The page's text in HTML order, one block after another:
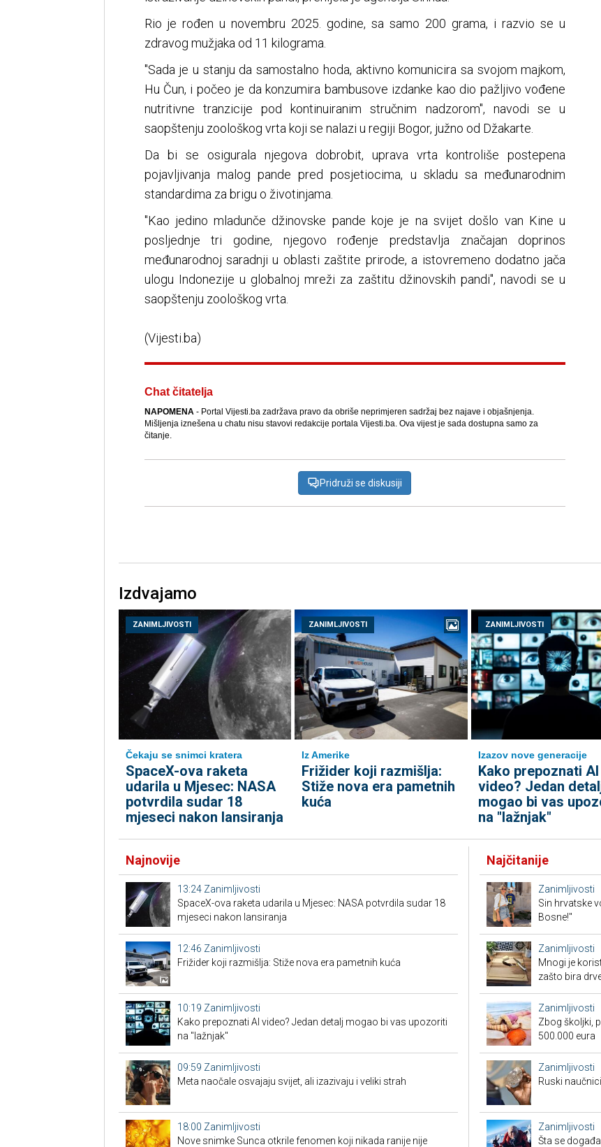
Rio je rođen u novembru 2025. godine, sa samo 200 grama, i razvio se u
zdravog mužjaka od 11 kilograma.
"Sada je u stanju da samostalno hoda, aktivno komunicira sa svojom majkom,
Hu Čun, i počeo je da konzumira bambusove izdanke kao dio pažljivo vođene
nutritivne tranzicije pod kontinuiranim stručnim nadzorom", navodi se u
saopštenju zoološkog vrta koji se nalazi u regiji Bogor, južno od Džakarte.
Da bi se osigurala njegova dobrobit, uprava vrta kontroliše postepena
pojavljivanja malog pande pred posjetiocima, u skladu sa međunarodnim
standardima za brigu o životinjama.
"Kao jedino mladunče džinovske pande koje je na svijet došlo van Kine u
posljednje tri godine, njegovo rođenje predstavlja značajan doprinos
međunarodnoj saradnji u oblasti zaštite prirode, a istovremeno dodatno jača
ulogu Indonezije u globalnoj mreži za zaštitu džinovskih pandi", navodi se u
saopštenju zoološkog vrta.
(Vijesti.ba)
Chat čitatelja
NAPOMENA- Portal Vijesti.ba zadržava pravo da obriše neprimjeren sadržaj bez najave i objašnjenja.
Mišljenja iznešena u chatu nisu stavovi redakcije portala Vijesti.ba. Ova vijest je sada dostupna samo za
čitanje.
Pridruži se diskusiji
Izdvajamo
ZANIMLJIVOSTI
Čekaju se snimci kratera
SpaceX-ova raketa
udarila u Mjesec: NASA
potvrdila sudar 18
mjeseci nakon lansiranja
ZANIMLJIVOSTI
Iz Amerike
Frižider koji razmišlja:
Stiže nova era pametnih
kuća
ZANIMLJIVOSTI
Izazov nove generacije
Kako prepoznati AI
video? Jedan
mogao bi vas
na "lažnjak"
Najnovije
13:24 Zanimljivosti
SpaceX-ova raketa udarila u Mjesec: NASA potvrdila sudar 18
mjeseci nakon lansiranja
12:46 Zanimljivosti
Frižider koji razmišlja: Stiže nova era pametnih kuća
10:19 Zanimljivosti
Kako prepoznati AI video? Jedan detalj mogao bi vas upozoriti
na "lažnjak"
09:59 Zanimljivosti
Meta naočale osvajaju svijet, ali izazivaju i veliki strah
18:00 Zanimljivosti
Nove snimke Sunca otkrile fenomen koji nikada ranije nije
Najčitanije
Zanimljivosti
Sin hrvatske
Bosne!"
Zanimljivosti
Mnogi je
zašto bira
Zanimljivosti
Zbog školjki,
500.000 eura
Zanimljivosti
Ruski
Zanimljivosti
Šta se